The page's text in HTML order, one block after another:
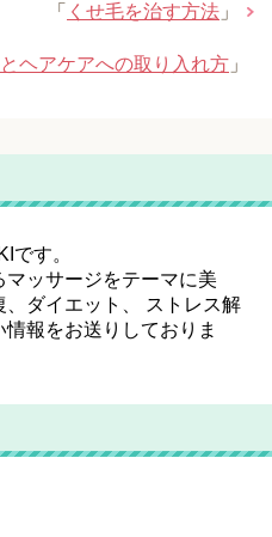
「 くせ毛を治す方法 」
ヘアケアへの取り入れ方 」
です。
マッサージをテーマに美
、ダイエット、 ストレス解
報をお送りしておりま